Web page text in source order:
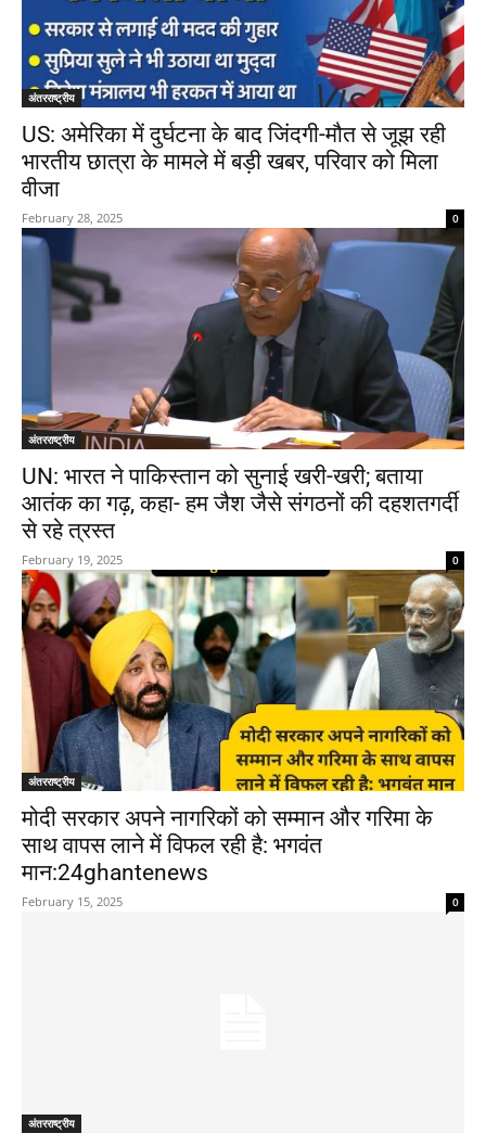
अंतरराष्ट्रीय
US: अमेरिका में दुर्घटना के बाद जिंदगी-मौत से जूझ रही
भारतीय छात्रा के मामले में बड़ी खबर, परिवार को मिला
वीजा
February 28, 2025 0
अंतरराष्ट्रीय
UN: भारत ने पाकिस्तान को सुनाई खरी-खरी; बताया
आतंक का गढ़, कहा- हम जैश जैसे संगठनों की दहशतगर्दी
से रहे त्रस्त
February 19, 2025 0
अंतरराष्ट्रीय
मोदी सरकार अपने नागरिकों को सम्मान और गरिमा के
साथ वापस लाने में विफल रही है: भगवंत
मान:24ghantenews
February 15, 2025 0
अंतरराष्ट्रीय